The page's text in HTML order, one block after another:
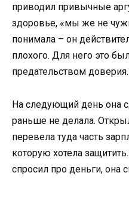
приводил привычные
здоровье, «мы же не
понимала – он
плохого. Для него это
предательством доверия.
На следующий день она
раньше не делала.
перевела туда часть
которую хотела
спросил про деньги, она